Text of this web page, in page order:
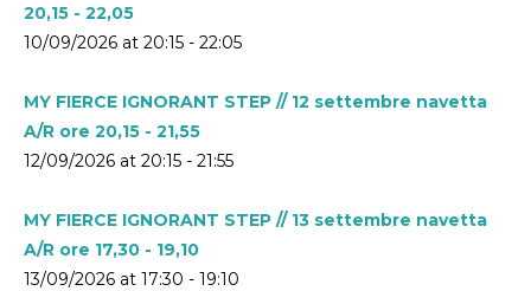
20,15 - 22,05
10/09/2026 at 20:15 - 22:05
MY FIERCE IGNORANT STEP // 12 settembre navetta
A/R ore 20,15 - 21,55
12/09/2026 at 20:15 - 21:55
MY FIERCE IGNORANT STEP // 13 settembre navetta
A/R ore 17,30 - 19,10
13/09/2026 at 17:30 - 19:10